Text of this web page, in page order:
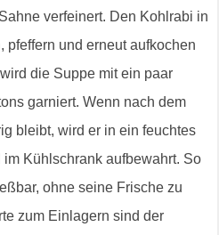
verfeinert. Den Kohlrabi in
pfeffern und erneut aufkochen
die Suppe mit ein paar
garniert. Wenn nach dem
bleibt, wird er in ein feuchtes
Kühlschrank aufbewahrt. So
ohne seine Frische zu
zum Einlagern sind der